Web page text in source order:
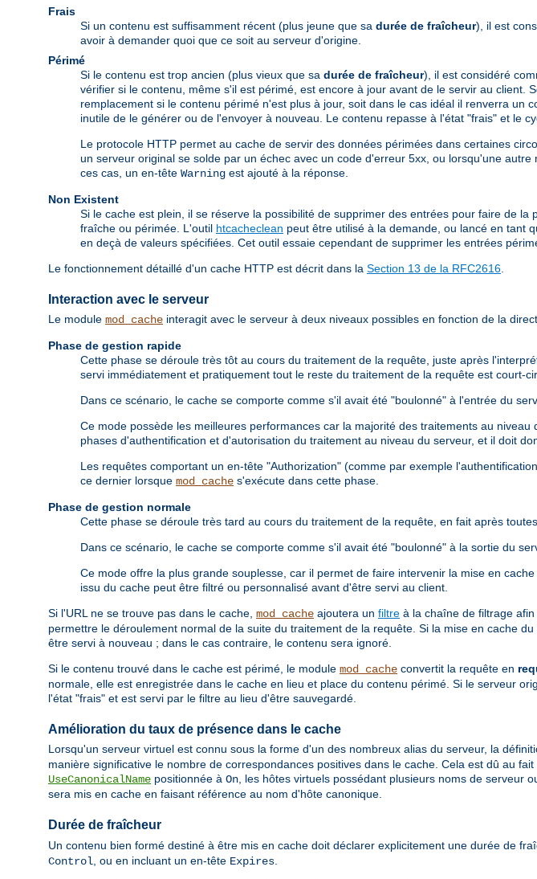
Frais
Si un contenu est suffisamment récent (plus jeune que sa durée de fraîcheur), il est
avoir à demander quoi que ce soit au serveur d'origine.
Périmé
Si le contenu est trop ancien (plus vieux que sa durée de fraîcheur), il est considéré
vérifier si le contenu, même s'il est périmé, est encore à jour avant de le servir au client.
remplacement si le contenu périmé n'est plus à jour, soit dans le cas idéal il renverra un
inutile de le générer ou de l'envoyer à nouveau. Le contenu repasse à l'état "frais" et le
Le protocole HTTP permet au cache de servir des données périmées dans certaines
un serveur original se solde par un échec avec un code d'erreur 5xx, ou lorsqu'une
ces cas, un en-tête Warning est ajouté à la réponse.
Non Existent
Si le cache est plein, il se réserve la possibilité de supprimer des entrées pour faire de
fraîche ou périmée. L'outil htcacheclean peut être utilisé à la demande, ou lancé en tant
en deçà de valeurs spécifiées. Cet outil essaie cependant de supprimer les entrées
Le fonctionnement détaillé d'un cache HTTP est décrit dans la Section 13 de la RFC2616
Interaction avec le serveur
Le module mod_cache interagit avec le serveur à deux niveaux possibles en fonction de la
Phase de gestion rapide
Cette phase se déroule très tôt au cours du traitement de la requête, juste après
servi immédiatement et pratiquement tout le reste du traitement de la requête est court-
Dans ce scénario, le cache se comporte comme s'il avait été "boulonné" à l'entrée du
Ce mode possède les meilleures performances car la majorité des traitements au
phases d'authentification et d'autorisation du traitement au niveau du serveur, et il doit
Les requêtes comportant un en-tête "Authorization" (comme par exemple
ce dernier lorsque mod_cache s'exécute dans cette phase.
Phase de gestion normale
Cette phase se déroule très tard au cours du traitement de la requête, en fait après
Dans ce scénario, le cache se comporte comme s'il avait été "boulonné" à la sortie du
Ce mode offre la plus grande souplesse, car il permet de faire intervenir la mise en
issu du cache peut être filtré ou personnalisé avant d'être servi au client.
Si l'URL ne se trouve pas dans le cache, mod_cache ajoutera un filtre à la chaîne de filtrage
permettre le déroulement normal de la suite du traitement de la requête. Si la mise en cache
être servi à nouveau ; dans le cas contraire, le contenu sera ignoré.
Si le contenu trouvé dans le cache est périmé, le module mod_cache convertit la requête en
normale, elle est enregistrée dans le cache en lieu et place du contenu périmé. Si le serveur
l'état "frais" et est servi par le filtre au lieu d'être sauvegardé.
Amélioration du taux de présence dans le cache
Lorsqu'un serveur virtuel est connu sous la forme d'un des nombreux alias du serveur, la
manière significative le nombre de correspondances positives dans le cache. Cela est dû au
UseCanonicalName positionnée à On, les hôtes virtuels possédant plusieurs noms de serveur
sera mis en cache en faisant référence au nom d'hôte canonique.
Durée de fraîcheur
Un contenu bien formé destiné à être mis en cache doit déclarer explicitement une durée de
Control , ou en incluant un en-tête Expires